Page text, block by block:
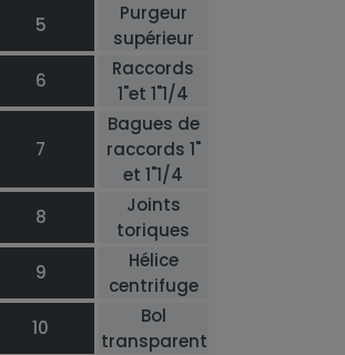
5
Purgeur
supérieur
6
Raccords
1"et 1"1/4
7
Bagues de
raccords 1"
et 1"1/4
8
Joints
toriques
9
Hélice
centrifuge
10
Bol
transparent